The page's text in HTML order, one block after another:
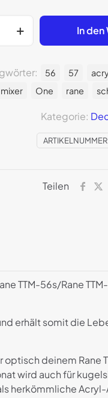
In den
Kategorie:
56 57
mixer
One rane
Teilen
TTM-56s/Rane
erhält somit die
deinem Rane
wird auch für
herkömmliche